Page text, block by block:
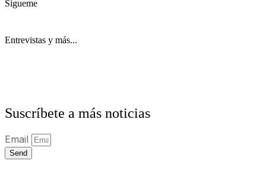
Sigueme
Entrevistas y más...
Suscríbete a más noticias
Email
Send